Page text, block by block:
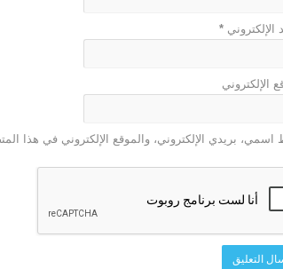
الإلكتروني *
الإلكتروني
اسمي، بريدي الإلكتروني، والموقع الإلكتروني في هذا